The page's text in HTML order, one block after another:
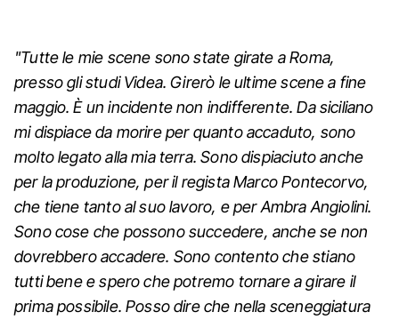
"Tutte le mie scene sono state girate a Roma,
presso gli studi Videa. Girerò le ultime scene a fine
maggio. È un incidente non indifferente. Da siciliano
mi dispiace da morire per quanto accaduto, sono
molto legato alla mia terra. Sono dispiaciuto anche
per la produzione, per il regista Marco Pontecorvo,
che tiene tanto al suo lavoro, e per Ambra Angiolini.
Sono cose che possono succedere, anche se non
dovrebbero accadere. Sono contento che stiano
tutti bene e spero che potremo tornare a girare il
prima possibile. Posso dire che nella sceneggiatura